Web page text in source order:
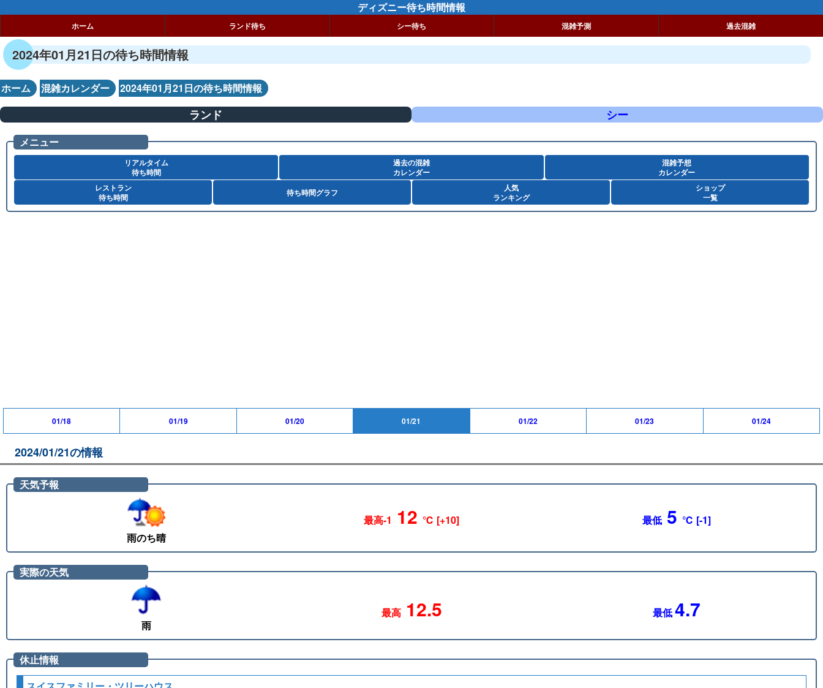
ディズニー待ち時間情報
ホーム ランド待ち シー待ち 混雑予測 過去混雑
2024年01月21日の待ち時間情報
ホーム 混雑カレンダー 2024年01月21日の待ち時間情報
ランド シー
メニュー
リアルタイム
待ち時間
過去の混雑
カレンダー
混雑予想
カレンダー
レストラン
待ち時間
待ち時間グラフ
人気
ランキング
ショップ
一覧
01/18 01/19 01/20 01/21 01/22 01/23 01/24
2024/01/21の情報
天気予報
雨のち晴
最高-1 12 ℃ [+10] 最低 5 ℃ [-1]
実際の天気
雨
最高 12.5 最低4.7
休止情報